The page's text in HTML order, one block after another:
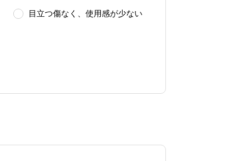
目立つ傷なく、使用感が少ない